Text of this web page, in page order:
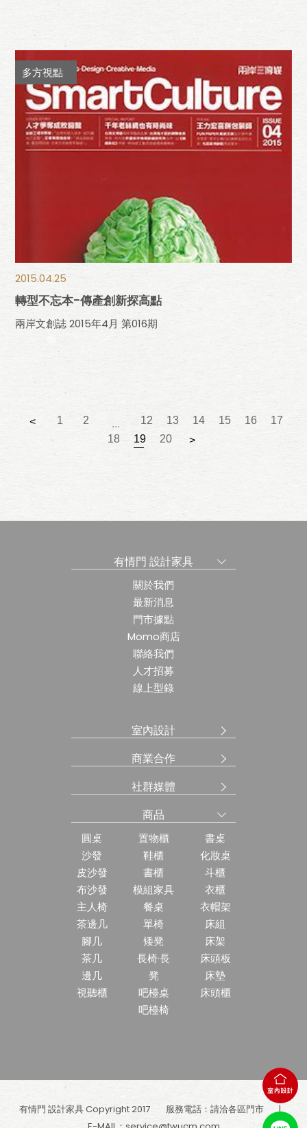
多方視點
2015.04.25
轉型不忘本-傳產創新探高點
兩岸文創誌 2015年4月 第016期
< 1 2 ... 12 13 14 15 16
17
18
19 20 >
有情門 設計家具
關於我們
最新消息
門市據點
Momo商店
聯絡我們
人才招募
線上型錄
室內設計
商業合作
社群媒體
商品
圓桌
沙發
皮沙發
布沙發
主人椅
茶邊几
腳几
茶几
邊几
視聽櫃
置物櫃
鞋櫃
書櫃
模組家具
餐桌
單椅
矮凳
長椅·長
凳
吧檯桌
吧檯椅
書桌
化妝桌
斗櫃
衣櫃
衣帽架
床組
床架
床頭板
床墊
床頭櫃
有情門 設計家具 Copyright 2017
服務電話：請洽各區門市